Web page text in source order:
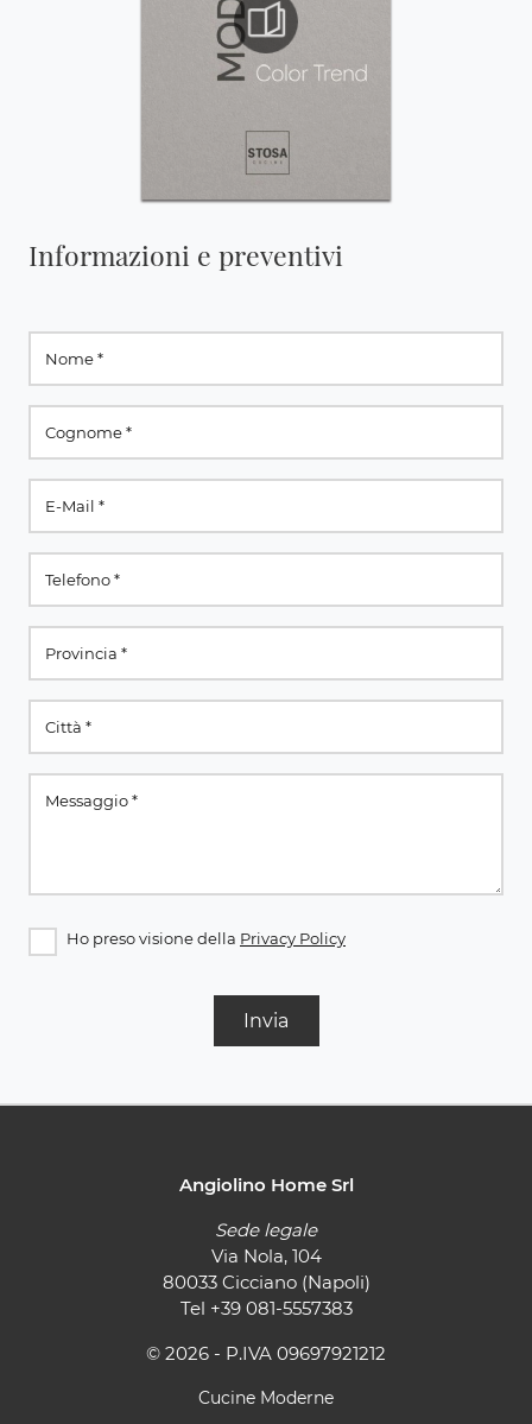
Informazioni e preventivi
Ho preso visione della Privacy Policy
Invia
Angiolino Home Srl
Sede legale
Via Nola, 104
80033 Cicciano (Napoli)
Tel +39 081-5557383
© 2026 - P.IVA 09697921212
Cucine Moderne